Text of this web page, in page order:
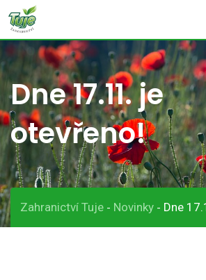
Skip
content
Dne 17.11. je
otevřeno!
Zahranictví Tuje - Novinky - Dne